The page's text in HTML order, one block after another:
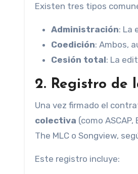
Existen tres tipos
Administración: La
Coedición: Ambos,
Cesión total: La
2. Registro de
Una vez firmado el
colectiva (como
The MLC o Songview,
Este registro incluye: